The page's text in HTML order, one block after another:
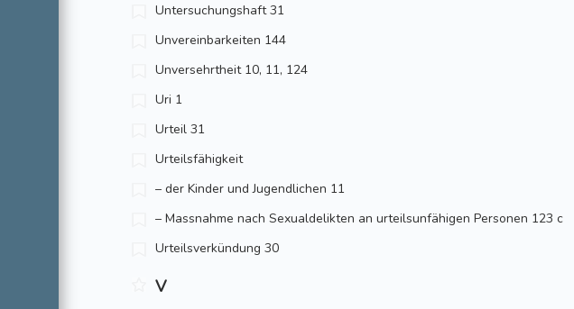
Untersuchungshaft 31
Unvereinbarkeiten 144
Unversehrtheit 10, 11, 124
Uri 1
Urteil 31
Urteilsfähigkeit
– der Kinder und Jugendlichen 11
– Massnahme nach Sexualdelikten an urteilsunfähigen Personen 123 c
Urteilsverkündung 30
V